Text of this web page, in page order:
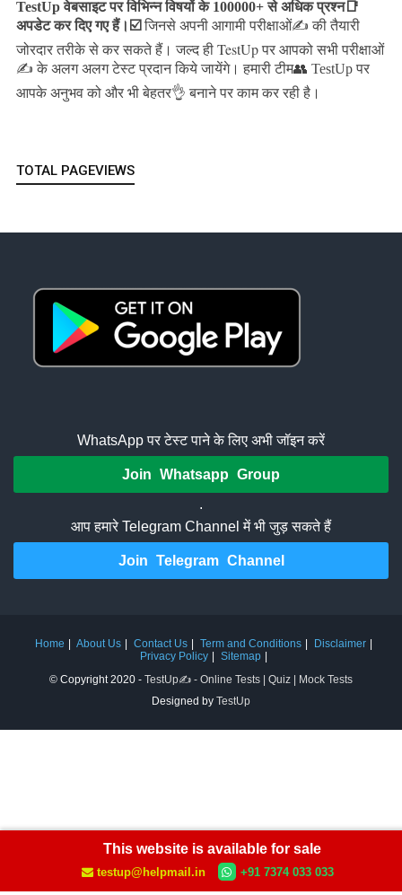
This website is available for sale
testup@helpmail.in +91 7374 033 033
TestUp वेबसाइट पर विभिन्न विषयों के 100000+ से अधिक प्रश्न📑
अपडेट कर दिए गए हैं। ☑️ जिनसे अपनी आगामी परीक्षाओं✍️ की तैयारी
जोरदार तरीके से कर सकते हैं।जल्द ही TestUp पर आपको सभी परीक्षाओं
✍️ के अलग अलग टेस्ट प्रदान किये जायेंगे। हमारी टीम👥 TestUp पर
आपके अनुभव को और भी बेहतर👌 बनाने पर काम कर रही है।
TOTAL PAGEVIEWS
WhatsApp पर टेस्ट पाने के लिए अभी जॉइन करें
Join Whatsapp Group
.
आप हमारे Telegram Channel में भी जुड़ सकते हैं
Join Telegram Channel
Home About Us Contact Us Term and Conditions
Disclaimer
Privacy Policy
Sitemap
© Copyright 2020 - TestUp✍️ - Online Tests | Quiz | Mock Tests
Designed by TestUp